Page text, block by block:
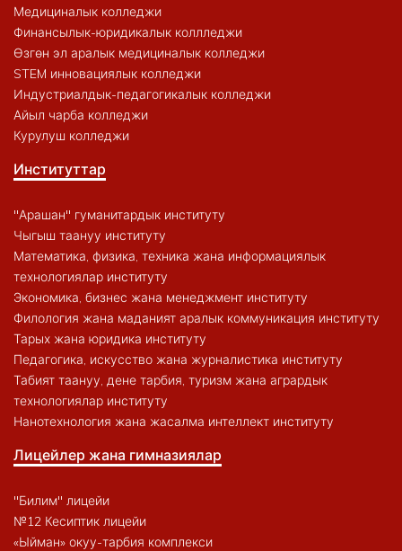
Медициналык колледжи
Финансылык-юридикалык коллледжи
Өзгөн эл аралык медициналык колледжи
STEM инновациялык колледжи
Индустриалдык-педагогикалык колледжи
Айыл чарба колледжи
Курулуш колледжи
Институттар
"Арашан" гуманитардык институту
Чыгыш таануу институту
Математика, физика, техника жана информациялык
технологиялар институту
Экономика, бизнес жана менеджмент институту
Филология жана маданият аралык коммуникация институту
Тарых жана юридика институту
Педагогика, искусство жана журналистика институту
Табият таануу, дене тарбия, туризм жана агрардык
технологиялар институту
Нанотехнология жана жасалма интеллект институту
Лицейлер жана гимназиялар
"Билим" лицейи
№12 Кесиптик лицейи
«Ыйман» окуу-тарбия комплекси